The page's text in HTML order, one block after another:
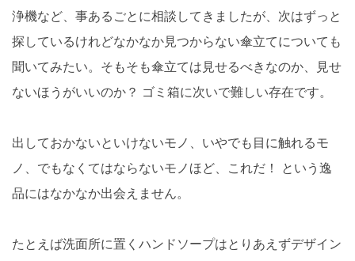
浄機など、事あるごとに相談してきましたが、次はずっと
探しているけれどなかなか見つからない傘立てについても
聞いてみたい。そもそも傘立ては見せるべきなのか、見せ
ないほうがいいのか？ ゴミ箱に次いで難しい存在です。
出しておかないといけないモノ、いやでも目に触れるモ
ノ、でもなくてはならないモノほど、これだ！ という逸
品にはなかなか出会えません。
たとえば洗面所に置くハンドソープはとりあえずデザイン